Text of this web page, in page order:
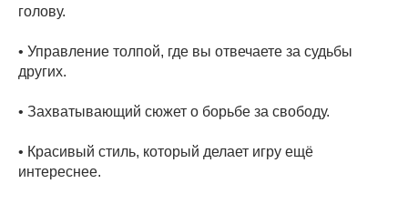
голову.
• Управление толпой, где вы отвечаете за судьбы
других.
• Захватывающий сюжет о борьбе за свободу.
• Красивый стиль, который делает игру ещё
интереснее.